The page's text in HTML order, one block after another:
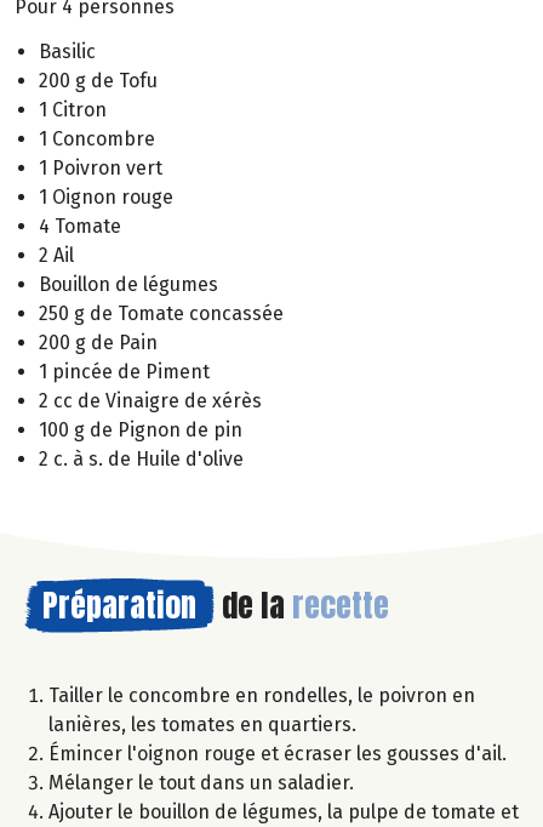
Pour 4 personnes
Basilic
200 g de Tofu
1 Citron
1 Concombre
1 Poivron vert
1 Oignon rouge
4 Tomate
2 Ail
Bouillon de légumes
250 g de Tomate concassée
200 g de Pain
1 pincée de Piment
2 cc de Vinaigre de xérès
100 g de Pignon de pin
2 c. à s. de Huile d'olive
Préparation de la recette
Tailler le concombre en rondelles, le poivron en
lanières, les tomates en quartiers.
Émincer l'oignon rouge et écraser les gousses d'ail.
Mélanger le tout dans un saladier.
Ajouter le bouillon de légumes, la pulpe de tomate et